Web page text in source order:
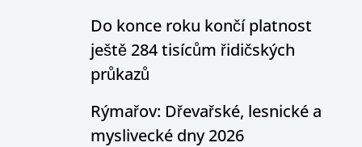
Do konce roku končí platnost
ještě 284 tisícům řidičských
průkazů
Rýmařov: Dřevařské, lesnické a
myslivecké dny 2026